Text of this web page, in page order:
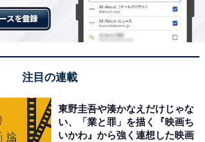
注目の連載
東野圭吾や湊かなえだけじゃな
い、「業と罪」を描く『映画ち
いかわ』から強く連想した映画